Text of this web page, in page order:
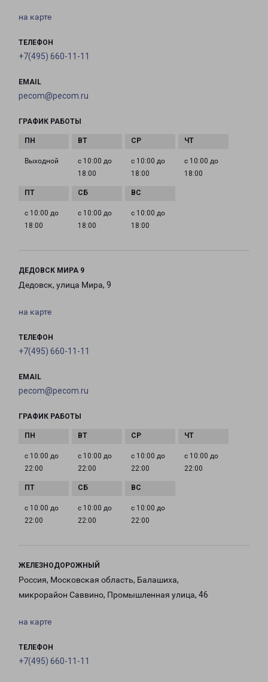
на карте
ТЕЛЕФОН
+7(495) 660-11-11
EMAIL
pecom@pecom.ru
ГРАФИК РАБОТЫ
Выходной
с 10:00 до
18:00
с 10:00 до
18:00
с 10:00 до
18:00
с 10:00 до
18:00
с 10:00 до
18:00
с 10:00 до
18:00
ДЕДОВСК МИРА 9
Дедовск, улица Мира, 9
на карте
ТЕЛЕФОН
+7(495) 660-11-11
EMAIL
pecom@pecom.ru
ГРАФИК РАБОТЫ
с 10:00 до
22:00
с 10:00 до
22:00
с 10:00 до
22:00
с 10:00 до
22:00
с 10:00 до
22:00
с 10:00 до
22:00
с 10:00 до
22:00
ЖЕЛЕЗНОДОРОЖНЫЙ
Россия, Московская область, Балашиха,
микрорайон Саввино, Промышленная улица, 46
на карте
ТЕЛЕФОН
+7(495) 660-11-11